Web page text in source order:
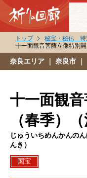
秘宝・秘仏特別
祈りの回廊コラム
トップ
秘宝・秘仏 特
十一面観音菩薩立像特別開
奈良エリア ｜ 奈良市
十一面観
（春季）
じゅういちめんかんの
んき）
国宝